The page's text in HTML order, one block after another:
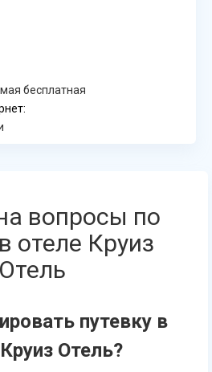
бесплатная
вопросы по
отеле Круиз
Отель
путевку в
Отель?